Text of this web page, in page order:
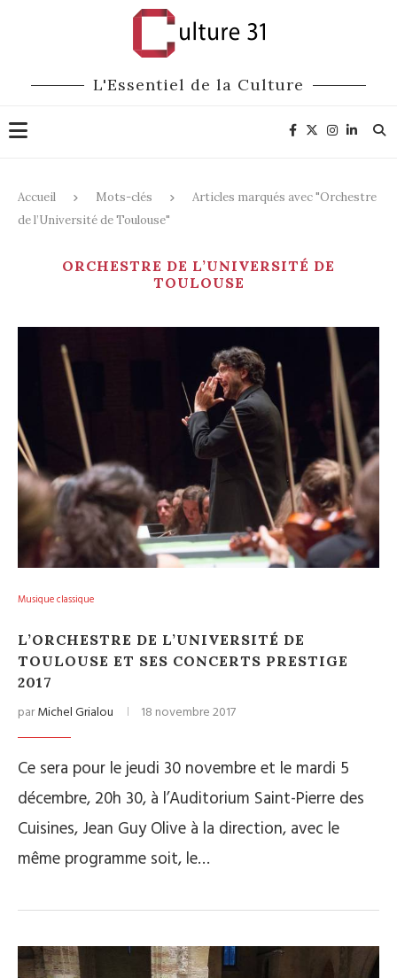
L'Essentiel de la Culture
Accueil Mots-clés
Articles marqués avec "Orchestre
de l’Université de Toulouse"
ORCHESTRE DE L’UNIVERSITÉ DE
TOULOUSE
Musique classique
L’ORCHESTRE DE L’UNIVERSITÉ DE
TOULOUSE ET SES CONCERTS PRESTIGE
2017
parMichel Grialou 18 novembre 2017
Ce sera pour le jeudi 30 novembre et le mardi 5
décembre, 20h 30, à l’Auditorium Saint-Pierre des
Cuisines, Jean Guy Olive à la direction, avec le
même programme soit, le…